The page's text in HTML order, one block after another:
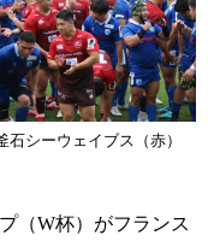
石シーウェイブス（赤）
（W杯）がフランス